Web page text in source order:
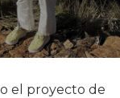
el proyecto de